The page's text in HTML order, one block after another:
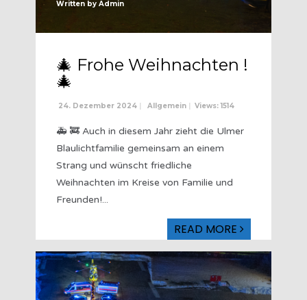
Written by Admin
🎄 Frohe Weihnachten !
🎄
24. Dezember 2024 Allgemein Views: 1514
🚑 🚒 Auch in diesem Jahr zieht die Ulmer
Blaulichtfamilie gemeinsam an einem
Strang und wünscht friedliche
Weihnachten im Kreise von Familie und
Freunden!...
READ MORE